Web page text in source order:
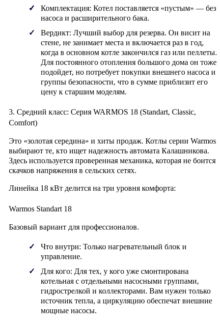
Комплектация: Котел поставляется «пустым» — без
насоса и расширительного бака.
Вердикт: Лучший выбор для резерва. Он висит на
стене, не занимает места и включается раз в год,
когда в основном котле закончился газ или пеллеты.
Для постоянного отопления большого дома он тоже
подойдет, но потребует покупки внешнего насоса и
группы безопасности, что в сумме приблизит его
цену к старшим моделям.
3. Средний класс: Серия WARMOS 18 (Standart, Classic,
Comfort)
Это «золотая середина» и хиты продаж. Котлы серии Warmos
выбирают те, кто ищет надежность автомата Калашникова.
Здесь используется проверенная механика, которая не боится
скачков напряжения в сельских сетях.
Линейка 18 кВт делится на три уровня комфорта:
Warmos Standart 18
Базовый вариант для профессионалов.
Что внутри: Только нагревательный блок и
управление.
Для кого: Для тех, у кого уже смонтирована
котельная с отдельными насосными группами,
гидрострелкой и коллекторами. Вам нужен только
источник тепла, а циркуляцию обеспечат внешние
мощные насосы.